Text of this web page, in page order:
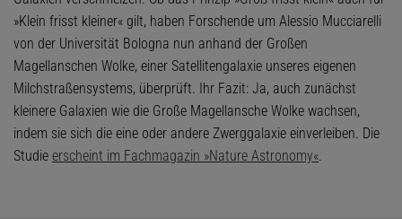
»Klein frisst kleiner« gilt, haben Forschende um Alessio Mucciarelli
von der Universität Bologna nun anhand der Großen
Magellanschen Wolke, einer Satellitengalaxie unseres eigenen
Milchstraßensystems, überprüft. Ihr Fazit: Ja, auch zunächst
kleinere Galaxien wie die Große Magellansche Wolke wachsen,
indem sie sich die eine oder andere Zwerggalaxie einverleiben. Die
Studie erscheint im Fachmagazin »Nature Astronomy«.